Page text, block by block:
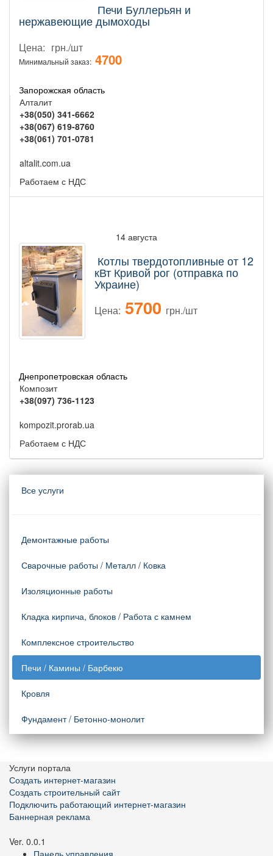
Печи Буллерьян и
нержавеющие дымоходы
Цена: грн./шт
Минимальный заказ: 4700
Запорожская область
Алталит
+38(050) 341-6662
+38(067) 619-8760
+38(061) 701-0781
altalit.com.ua
Работаем с НДС
14 августа
Котлы твердотопливные от 12
кВт Кривой рог (отправка по
Украине)
Цена: 5700 грн./шт
Днепропетровская область
Композит
+38(097) 736-1123
kompozit.prorab.ua
Работаем с НДС
Все услуги
Демонтажные работы
Сварочные работы / Металл / Ковка
Изоляционные работы
Кладка кирпича, блоков / Работа с камнем
Комплексное строительство
Печи / Камины / Барбекю
Кровля
Фундамент / Бетонно-монолит
Услуги портала
Создать интернет-магазин
Создать строительный сайт
Подключить работающий интернет-магазин
Баннерная реклама
Ver. 0.0.1
Панель управления